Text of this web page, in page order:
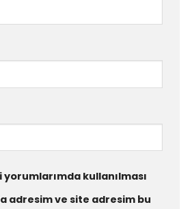
kullanılması
adresim ve site adresim bu